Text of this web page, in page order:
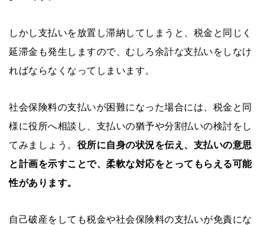
しかし支払いを放置し滞納してしまうと、税金と同じく
延滞金も発生しますので、むしろ余計な支払いをしなけ
ればならなくなってしまいます。
社会保険料の支払いが困難になった場合には、税金と同
様に役所へ相談し、支払いの猶予や分割払いの検討をし
てみましょう。 役所に自身の状況を伝え、支払いの意思
と計画を示すことで、柔軟な対応をとってもらえる可能
性があります。
自己破産をしても税金や社会保険料の支払いが免責にな